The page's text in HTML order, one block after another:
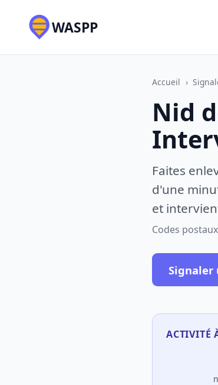
WASPP
Accueil ›
Nid
Faites
d'une
et
Codes
Signaler
ACTIVITÉ